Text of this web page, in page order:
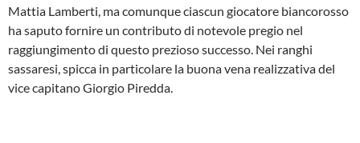
Mattia Lamberti, ma comunque ciascun giocatore biancorosso
ha saputo fornire un contributo di notevole pregio nel
raggiungimento di questo prezioso successo. Nei ranghi
sassaresi, spicca in particolare la buona vena realizzativa del
vice capitano Giorgio Piredda.